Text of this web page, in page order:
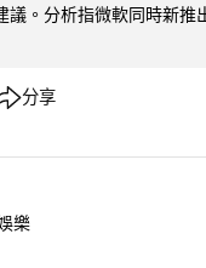
議。分析指微軟同時新推
分享
樂